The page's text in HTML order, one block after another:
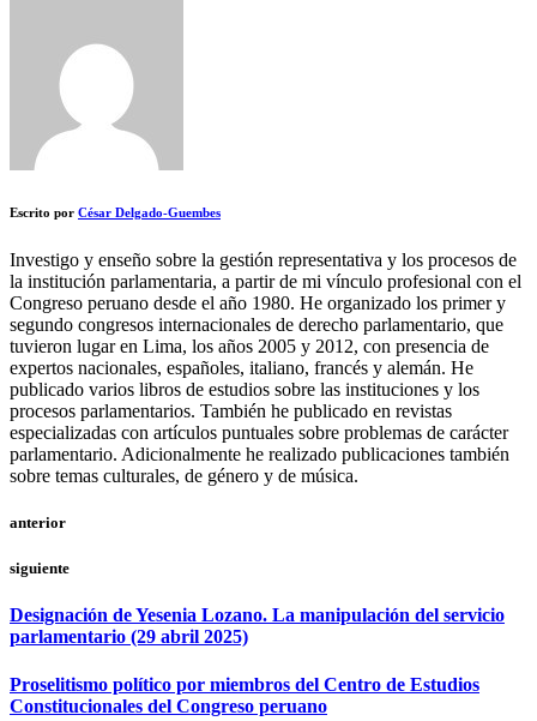
Escrito por César Delgado-Guembes
Investigo y enseño sobre la gestión representativa y los procesos de
la institución parlamentaria, a partir de mi vínculo profesional con el
Congreso peruano desde el año 1980. He organizado los primer y
segundo congresos internacionales de derecho parlamentario, que
tuvieron lugar en Lima, los años 2005 y 2012, con presencia de
expertos nacionales, españoles, italiano, francés y alemán. He
publicado varios libros de estudios sobre las instituciones y los
procesos parlamentarios. También he publicado en revistas
especializadas con artículos puntuales sobre problemas de carácter
parlamentario. Adicionalmente he realizado publicaciones también
sobre temas culturales, de género y de música.
anterior
siguiente
Designación de Yesenia Lozano. La manipulación del servicio
parlamentario (29 abril 2025)
Proselitismo político por miembros del Centro de Estudios
Constitucionales del Congreso peruano